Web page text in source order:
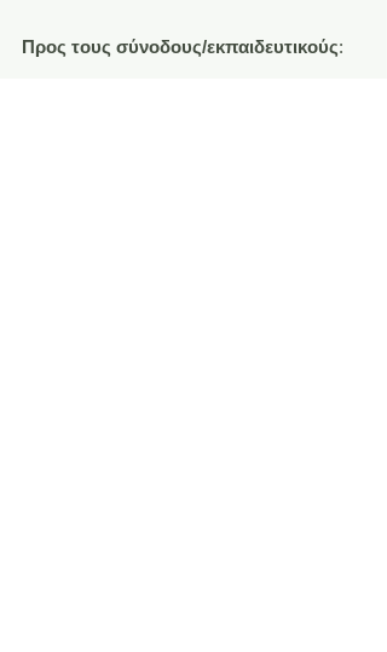
Προς τους σύνοδους/εκπαιδευτικούς: